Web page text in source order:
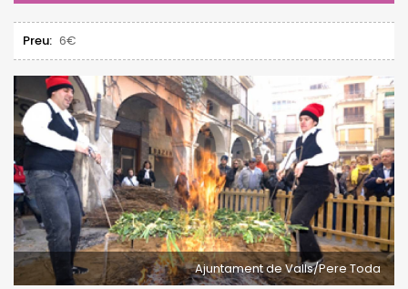
Preu: 6€
Ajuntament de Valls/Pere Toda